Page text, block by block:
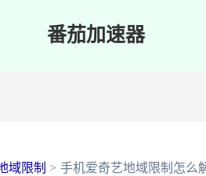
番茄加速器
域限制 手机爱奇艺地域限制怎么